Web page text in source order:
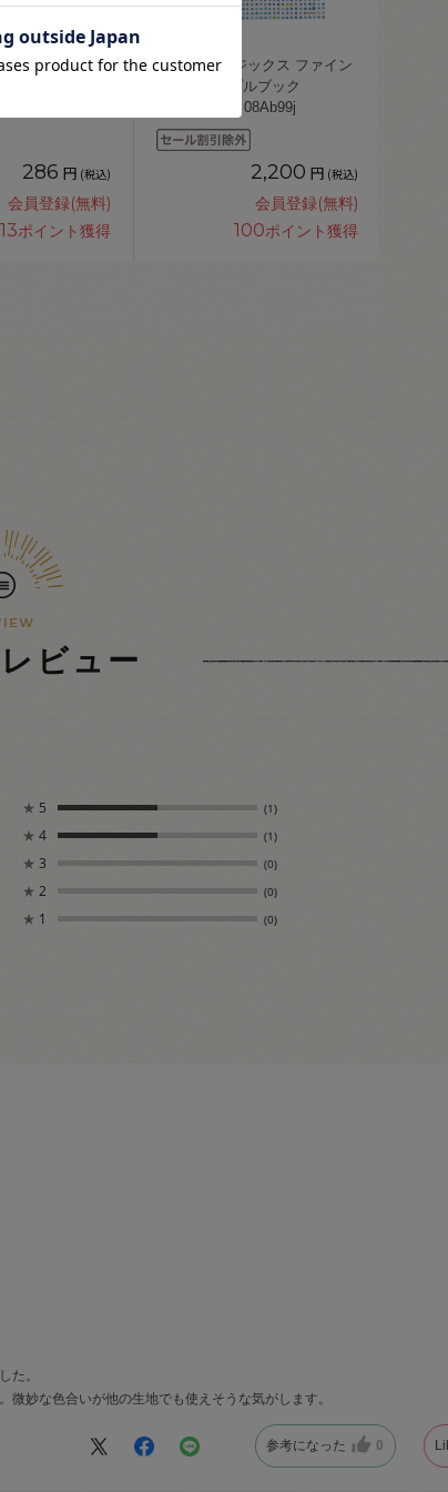
イン 手縫い糸
） 色番401.
286 円 (税込)
会員登録(無料)
13ポイント獲得
糸見本帳 フジックス ファイン
カラーサンプルブック
（9082000） 08Ab99j
2,200 円 (税込)
会員登録(無料)
100ポイント獲得
ビュー
★ 5 (1)
★ 4 (1)
★ 3 (0)
★ 2 (0)
★ 1 (0)
た。
妙な色合いが他の生地でも使えそうな気がします。
参考になった 0